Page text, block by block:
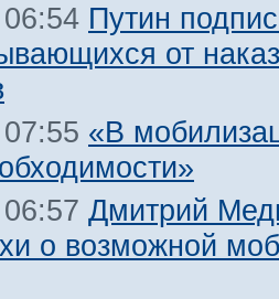
Путин
от
«В
Дмитрий
о возможной